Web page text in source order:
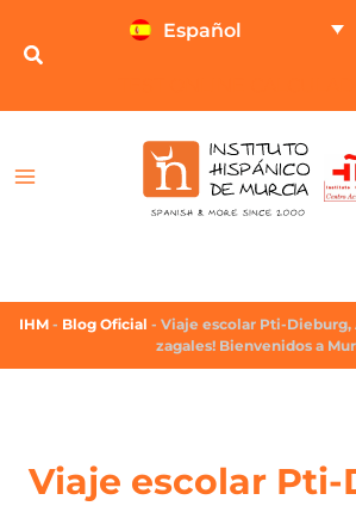
Español
IHM - Blog Oficial - Viaje escolar Pti-Dieburg,
zagales! Bienvenidos a
Viaje escolar